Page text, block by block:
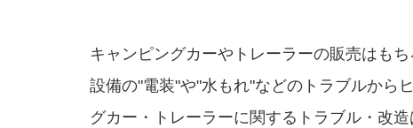
キャンピングカーやトレーラーの販売はも
設備の"電装"や"水もれ"などのトラブルから
グカー・トレーラーに関するトラブル・改